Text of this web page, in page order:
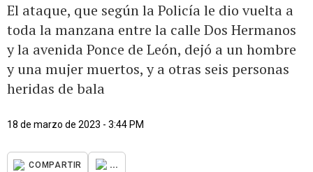
El ataque, que según la Policía le dio vuelta a
toda la manzana entre la calle Dos Hermanos
y la avenida Ponce de León, dejó a un hombre
y una mujer muertos, y a otras seis personas
heridas de bala
18 de marzo de 2023 - 3:44 PM
COMPARTIR ...